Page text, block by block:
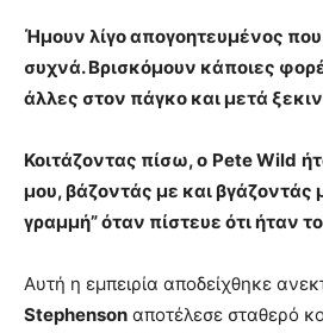
Ήμουν λίγο απογοητευμένος
συχνά. Βρισκόμουν κάποιες
άλλες στον πάγκο και μετά
Κοιτάζοντας πίσω, ο Pete Wild
μου, βάζοντάς με και
γραμμή” όταν πίστευε ότι ήταν
Αυτή η εμπειρία αποδείχθηκε
Stephenson αποτέλεσε σταθερό